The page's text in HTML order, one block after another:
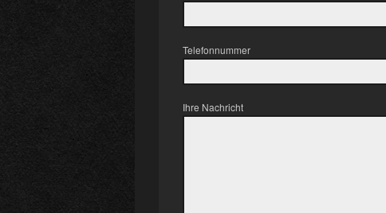
Telefonnummer
Ihre Nachricht